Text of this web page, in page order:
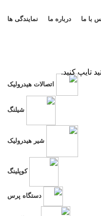
با ما درباره ما نمایندگی ها
اتصالات هیدرولیک
شیلنگ
شیر هیدرولیک
کوپلینگ
دستگاه پرس
تایپ کنید.